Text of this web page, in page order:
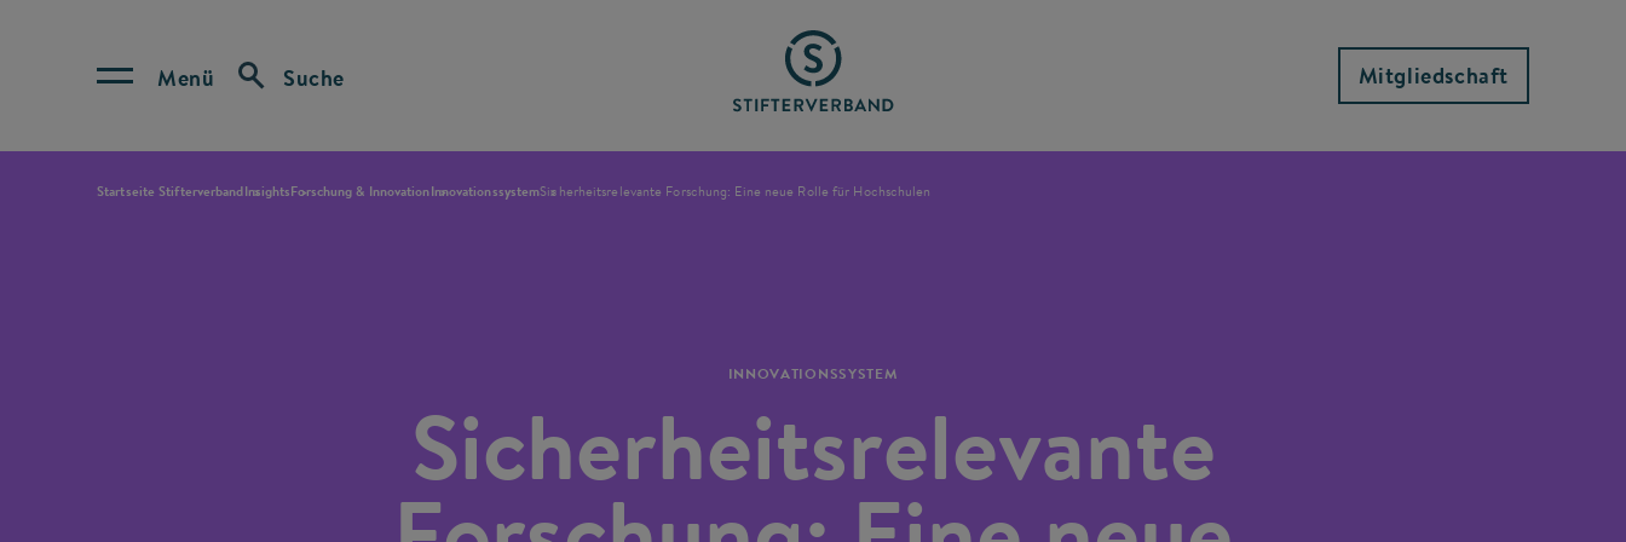
Menü Suche Mitgliedschaft
Startseite StifterverbandInsightsForschung & InnovationInnovationssystemSicherheitsrelevante Forschung: Eine neue Rolle für Hochschulen
INNOVATIONSSYSTEM
Sicherheitsrelevante